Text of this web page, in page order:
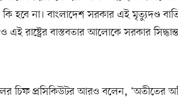
হবে না। বাংলাদেশ সরকার এই মৃত্যুদণ্ড
রাষ্ট্রের বাস্তবতার আলোকে সরকার
চিফ প্রসিকিউটর আরও বলেন, ‘অতীতের